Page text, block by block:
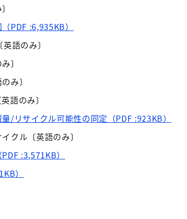
PDF :6,935KB）
語のみ〕
〕
み〕
語のみ〕
/リサイクル可能性の同定（PDF :923KB）
クル〔英語のみ〕
:3,571KB）
）